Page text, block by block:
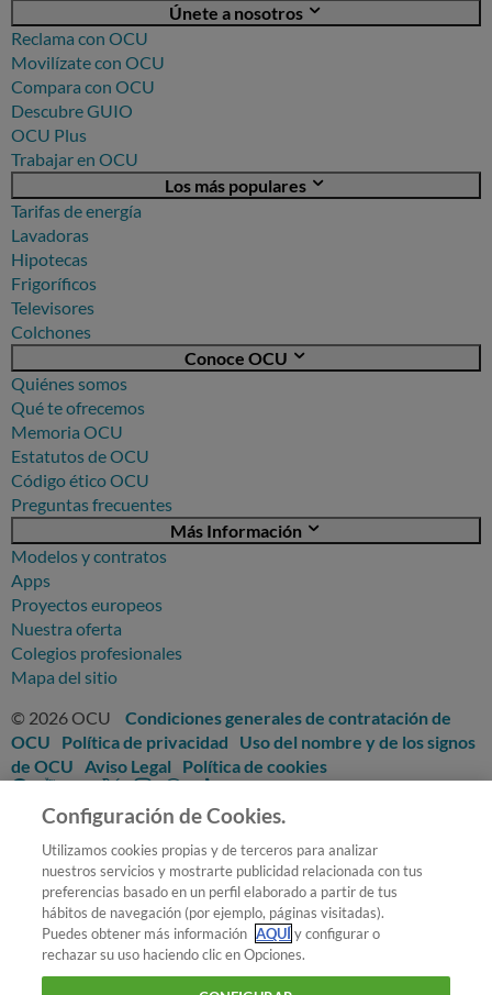
Únete a nosotros
Reclama con OCU
Movilízate con OCU
Compara con OCU
Descubre GUIO
OCU Plus
Trabajar en OCU
Los más populares
Tarifas de energía
Lavadoras
Hipotecas
Frigoríficos
Televisores
Colchones
Conoce OCU
Quiénes somos
Qué te ofrecemos
Memoria OCU
Estatutos de OCU
Código ético OCU
Preguntas frecuentes
Más Información
Modelos y contratos
Apps
Proyectos europeos
Nuestra oferta
Colegios profesionales
Mapa del sitio
© 2026 OCU
Condiciones generales de contratación de
OCU
Política de privacidad
Uso del nombre y de los signos
de OCU
Aviso Legal Política de cookies
Configuración de Cookies.
Utilizamos cookies propias y de terceros para analizar
nuestros servicios y mostrarte publicidad relacionada con tus
preferencias basado en un perfil elaborado a partir de tus
hábitos de navegación (por ejemplo, páginas visitadas).
Puedes obtener más información AQUÍy configurar o
rechazar su uso haciendo clic en Opciones.